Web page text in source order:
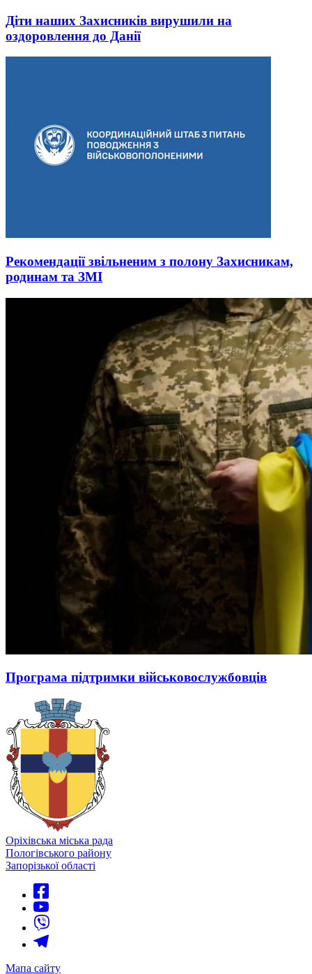
Діти наших Захисників вирушили на
оздоровлення до Данії
Рекомендації звільненим з полону Захисникам,
родинам та ЗМІ
Програма підтримки військовослужбовців
Оріхівська міська рада
Пологівського району
Запорізької області
Мапа сайту